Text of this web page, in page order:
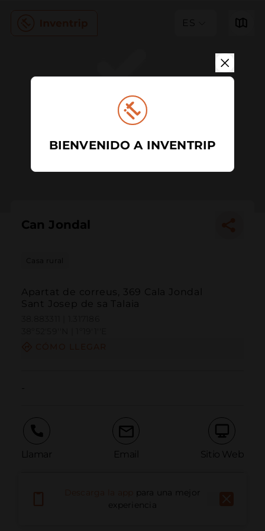
ES
Can Jondal
Casa rural
Apartat de correus, 369 Cala Jondal
Sant Josep de sa Talaia
Llamar Email Sitio Web
Informar problemapara una mejor
experiencia
BIENVENIDO A INVENTRIP